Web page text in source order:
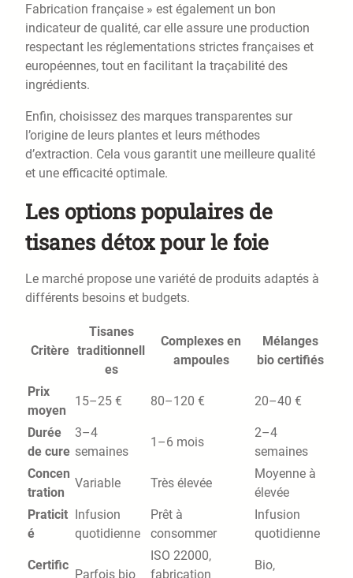
Fabrication française » est également un bon
indicateur de qualité, car elle assure une production
respectant les réglementations strictes françaises et
européennes, tout en facilitant la traçabilité des
ingrédients.
Enfin, choisissez des marques transparentes sur
l’origine de leurs plantes et leurs méthodes
d’extraction. Cela vous garantit une meilleure qualité
et une efficacité optimale.
Les options populaires de
tisanes détox pour le foie
Le marché propose une variété de produits adaptés à
différents besoins et budgets.
Critère
Tisanes
traditionnell
es
Complexes en
ampoules
Mélanges
bio certifiés
Prix
moyen
15–25 € 80–120 € 20–40 €
Durée
de cure
3–4
semaines
1–6 mois
2–4
semaines
Concen
tration
Variable Très élevée
Moyenne à
élevée
Praticit
é
Infusion
quotidienne
Prêt à
consommer
Infusion
quotidienne
Certific
Parfois bio
ISO 22000,
fabrication
Bio,